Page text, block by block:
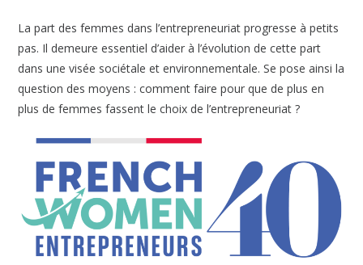
La part des femmes dans l’entrepreneuriat progresse à petits
pas. Il demeure essentiel d’aider à l’évolution de cette part
dans une visée sociétale et environnementale. Se pose ainsi la
question des moyens : comment faire pour que de plus en
plus de femmes fassent le choix de l’entrepreneuriat ?